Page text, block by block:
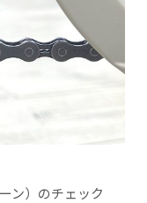
ン）のチェック